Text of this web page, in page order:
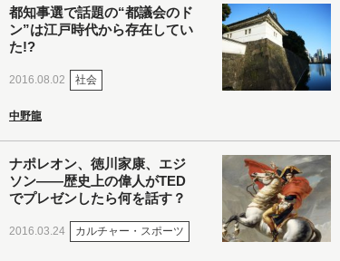
都知事選で話題の“都議会のド
ン”は江戸時代から存在してい
た!?
2016.08.02 社会
中野龍
ナポレオン、徳川家康、エジ
ソン――歴史上の偉人がTED
でプレゼンしたら何を話す？
2016.03.24 カルチャー・スポーツ